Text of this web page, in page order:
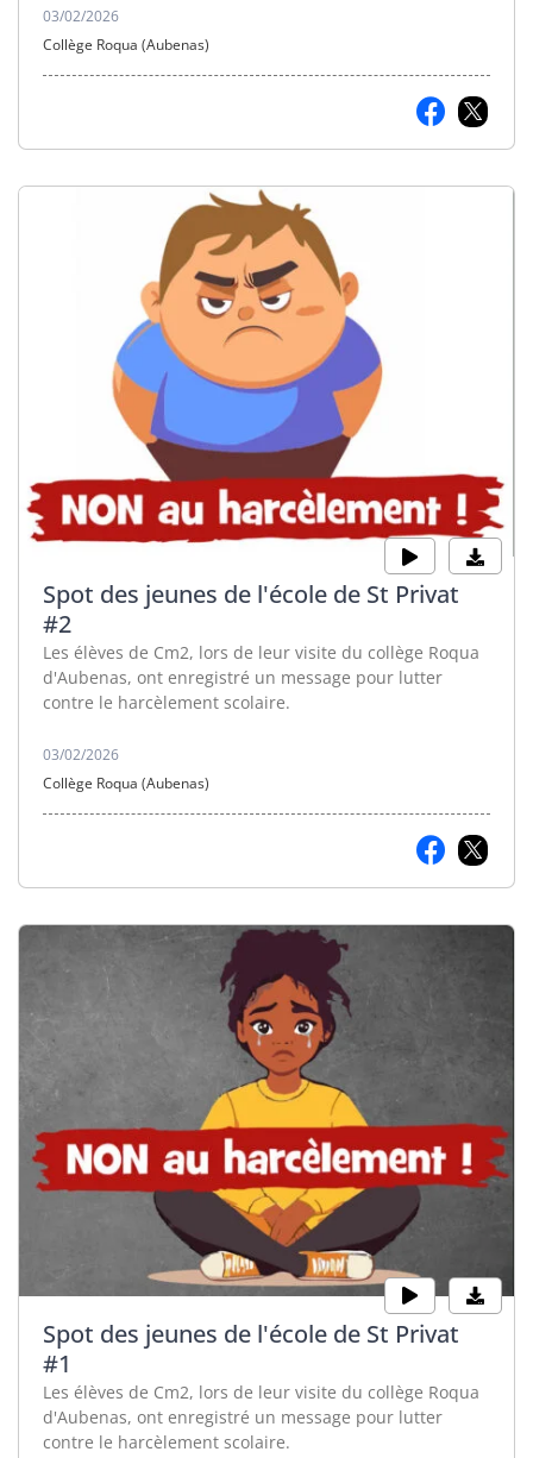
03/02/2026
Collège Roqua (Aubenas)
Spot des jeunes de l'école de St Privat
#2
Les élèves de Cm2, lors de leur visite du collège Roqua
d'Aubenas, ont enregistré un message pour lutter
contre le harcèlement scolaire.
03/02/2026
Collège Roqua (Aubenas)
Spot des jeunes de l'école de St Privat
#1
Les élèves de Cm2, lors de leur visite du collège Roqua
d'Aubenas, ont enregistré un message pour lutter
contre le harcèlement scolaire.